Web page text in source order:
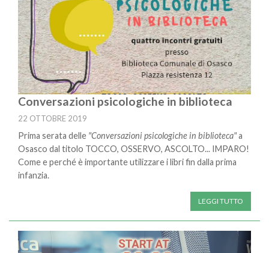
Conversazioni psicologiche in biblioteca
22 OTTOBRE 2019
Prima serata delle "Conversazioni psicologiche in biblioteca"a
Osasco dal titolo TOCCO, OSSERVO, ASCOLTO... IMPARO!
Come e perché è importante utilizzare i libri fin dalla prima
infanzia.
LEGGI TUTTO